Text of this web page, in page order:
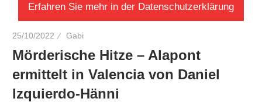
25/10/2022 Gabi
Mörderische Hitze – Alapont
ermittelt in Valencia von Daniel
Izquierdo-Hänni
Erfahren Sie mehr in der Datenschutzerklärung